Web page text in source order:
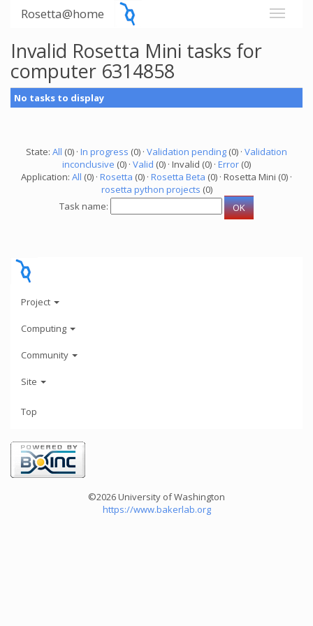
Rosetta@home
Invalid Rosetta Mini tasks for
computer 6314858
No tasks to display
State: All (0) · In progress (0) · Validation pending (0) · Validation
inconclusive (0) · Valid (0) · Invalid (0) · Error (0)
Application: All (0) · Rosetta (0) · Rosetta Beta (0) · Rosetta Mini (0) ·
rosetta python projects (0)
Task name:
Project
Computing
Community
Site
Top
©2026 University of Washington
https://www.bakerlab.org